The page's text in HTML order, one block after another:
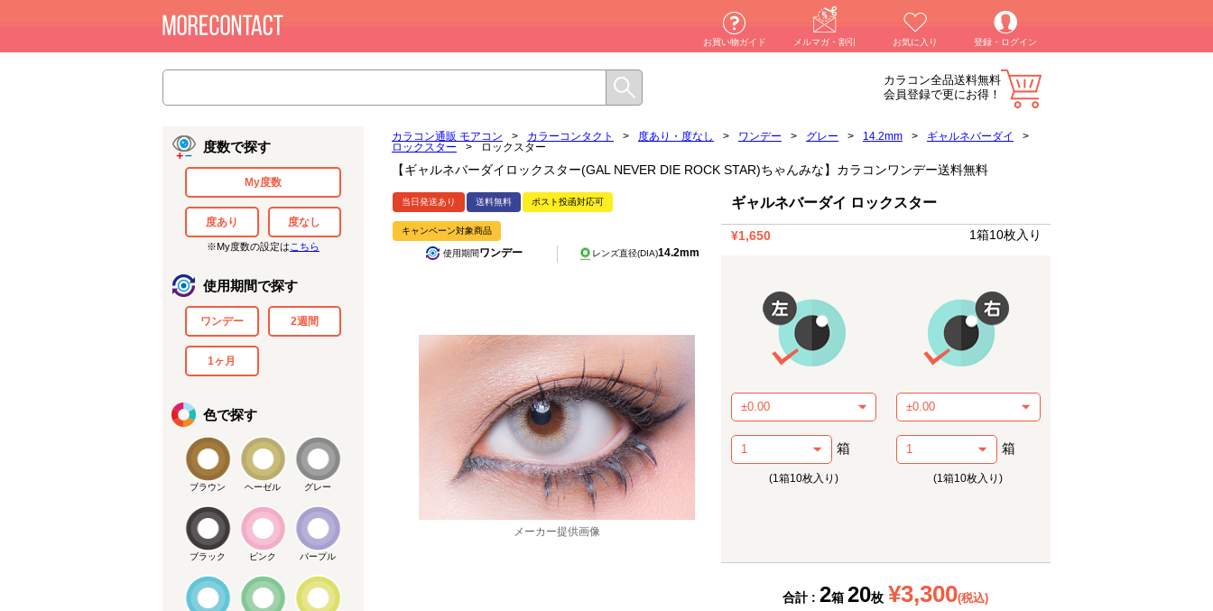
お買い物ガイド メルマガ・割引 お気に入り 登録・ログイン
カラコン全品送料無料
会員登録で更にお得！
度数で探す
My度数
度あり 度なし
※My度数の設定は こちら
使用期間で探す
ワンデー 2週間
1ヶ月
色で探す
ブラウン ヘーゼル グレー
ブラック ピンク パープル
カラコン通販 モアコン > カラーコンタクト > 度あり・度なし > ワンデー > グレー > 14.2mm > ギャルネバーダイ
>
ロックスター
> ロックスター
【ギャルネバーダイロックスター(GAL NEVER DIE ROCK STAR)ちゃんみな】カラコンワンデー送料無料
当日発送あり 送料無料 ポスト投函対応可
キャンペーン対象商品
使用期間ワンデー レンズ直径(DIA)14.2mm
メーカー提供画像
メーカー提供画像
メーカー提供画像
ギャルネバーダイ ロックスター
¥1,650 1箱10枚入り
箱
(1箱10枚入り)
箱
(1箱10枚入り)
合計 : 2箱 20枚 ¥3,300(税込)